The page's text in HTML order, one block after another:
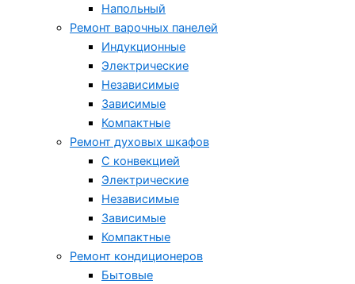
Напольный
Ремонт варочных панелей
Индукционные
Электрические
Независимые
Зависимые
Компактные
Ремонт духовых шкафов
С конвекцией
Электрические
Независимые
Зависимые
Компактные
Ремонт кондиционеров
Бытовые